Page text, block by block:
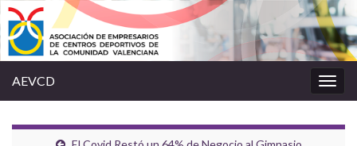
la
AEVCD